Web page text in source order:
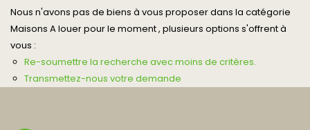
Nous n'avons pas de biens à vous proposer dans la catégorie
Maisons A louer pour le moment , plusieurs options s'offrent à
vous :
Re-soumettre la recherche avec moins de critères.
Transmettez-nous votre demande